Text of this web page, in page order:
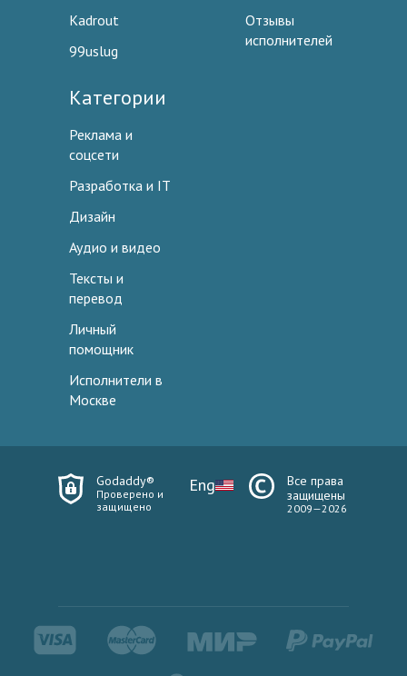
Kadrout
99uslug
Отзывы
исполнителей
Категории
Реклама и
соцсети
Разработка и IT
Дизайн
Аудио и видео
Тексты и
перевод
Личный
помощник
Исполнители в
Москве
Godaddy®
Проверено и
защищено
Eng
Все права
защищены
2009—2026